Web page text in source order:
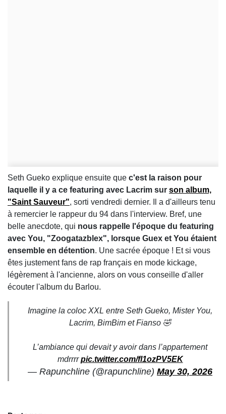
Seth Gueko explique ensuite que c'est la raison pour
laquelle il y a ce featuring avec Lacrim sur son album,
"Saint Sauveur", sorti vendredi dernier. Il a d'ailleurs tenu
à remercier le rappeur du 94 dans l'interview. Bref, une
belle anecdote, qui nous rappelle l'époque du featuring
avec You, "Zoogatazblex", lorsque Guex et You étaient
ensemble en détention. Une sacrée époque ! Et si vous
êtes justement fans de rap français en mode kickage,
légèrement à l'ancienne, alors on vous conseille d'aller
écouter l'album du Barlou.
Imagine la coloc XXL entre Seth Gueko, Mister You,
Lacrim, BimBim et Fianso 🤣
L’ambiance qui devait y avoir dans l’appartement
mdrrrrpic.twitter.com/fl1ozPV5EK
— Rapunchline (@rapunchline) May 30, 2026